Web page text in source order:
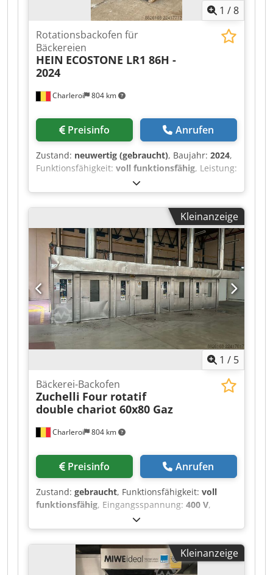
1 /8
Charleroi 804 km
Rotationsbackofen für
Bäckereien
HEIN ECOSTONE LR1 86H -
2024
Preisinfo Anrufen
Zustand: neuwertig (gebraucht), Baujahr: 2024,
Funktionsfähigkeit: voll funktionsfähig, Leistung:
, Eingangsspannung:
Eingangsfrequenz:50 Hz, Art des
Eingangsstroms:Drehstrom, Kraftstofftyp:Gas,
,
Rotationsbackofen GAZ HEIN ECOSTONE LR1
86H, Baujahr 2024 Csdpfx Abozpflueporf In sehr
gutem Zustand, nur wenige Monate in Betrieb
gewesen.
Kleinanzeige
1 / 5
Charleroi 804 km
Bäckerei-Backofen
Zuchelli Four rotatif
double chariot 60x80 Gaz
Preisinfo Anrufen
Zustand: gebraucht, Funktionsfähigkeit: voll
funktionsfähig, Eingangsspannung: 400 V,
2.500 kg, Ausstattung:
Kennzeichnung, Zuchelli-Gas-Drehofen für
Bäckereien Csdpfxezpfhvj Abperf Doppelwagen
60x80 oder ein Wagen 80x120 4 Öfen verfügbar,
jeweils mit 20 Wagen der Größe 80x120.
Kleinanzeige